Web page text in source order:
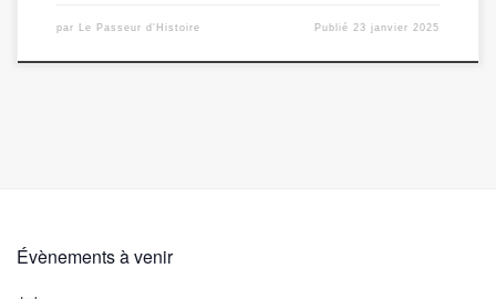
par Le Passeur d'Histoire Publié 23 janvier 2025
Évènements à venir